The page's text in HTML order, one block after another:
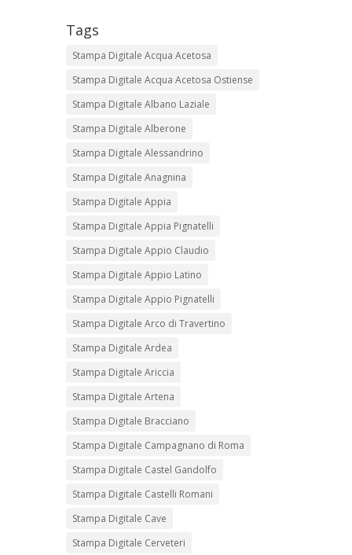
Tags
Stampa Digitale Acqua Acetosa
Stampa Digitale Acqua Acetosa Ostiense
Stampa Digitale Albano Laziale
Stampa Digitale Alberone
Stampa Digitale Alessandrino
Stampa Digitale Anagnina
Stampa Digitale Appia
Stampa Digitale Appia Pignatelli
Stampa Digitale Appio Claudio
Stampa Digitale Appio Latino
Stampa Digitale Appio Pignatelli
Stampa Digitale Arco di Travertino
Stampa Digitale Ardea
Stampa Digitale Ariccia
Stampa Digitale Artena
Stampa Digitale Bracciano
Stampa Digitale Campagnano di Roma
Stampa Digitale Castel Gandolfo
Stampa Digitale Castelli Romani
Stampa Digitale Cave
Stampa Digitale Cerveteri